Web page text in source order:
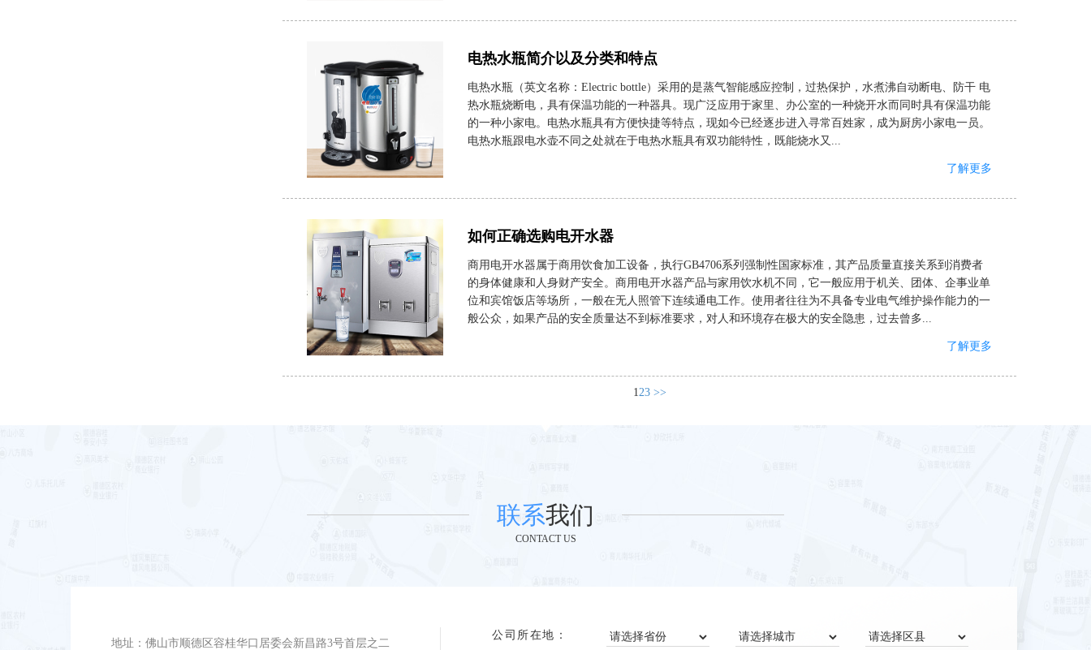
电热水瓶简介以及分类和特点
电热水瓶（英文名称：Electric bottle）采用的是蒸气智能感应控制，过热保护，水煮沸自动断电、防干 电
热水瓶烧断电，具有保温功能的一种器具。现广泛应用于家里、办公室的一种烧开水而同时具有保温功能
的一种小家电。电热水瓶具有方便快捷等特点，现如今已经逐步进入寻常百姓家，成为厨房小家电一员。
电热水瓶跟电水壶不同之处就在于电热水瓶具有双功能特性，既能烧水又...
了解更多
如何正确选购电开水器
商用电开水器属于商用饮食加工设备，执行GB4706系列强制性国家标准，其产品质量直接关系到消费者
的身体健康和人身财产安全。商用电开水器产品与家用饮水机不同，它一般应用于机关、团体、企事业单
位和宾馆饭店等场所，一般在无人照管下连续通电工作。使用者往往为不具备专业电气维护操作能力的一
般公众，如果产品的安全质量达不到标准要求，对人和环境存在极大的安全隐患，过去曾多...
了解更多
123 >>
联系我们
CONTACT US
地址：佛山市顺德区容桂华口居委会新昌路3号首层之二
公司所在地：